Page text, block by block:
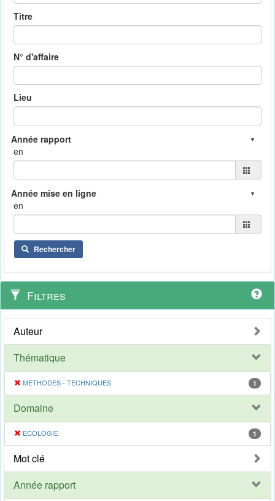
Titre
N° d'affaire
Lieu
en
en
Rechercher
Filtres
Auteur
Thématique
METHODES - TECHNIQUES 1
Domaine
ECOLOGIE 1
Mot clé
Année rapport